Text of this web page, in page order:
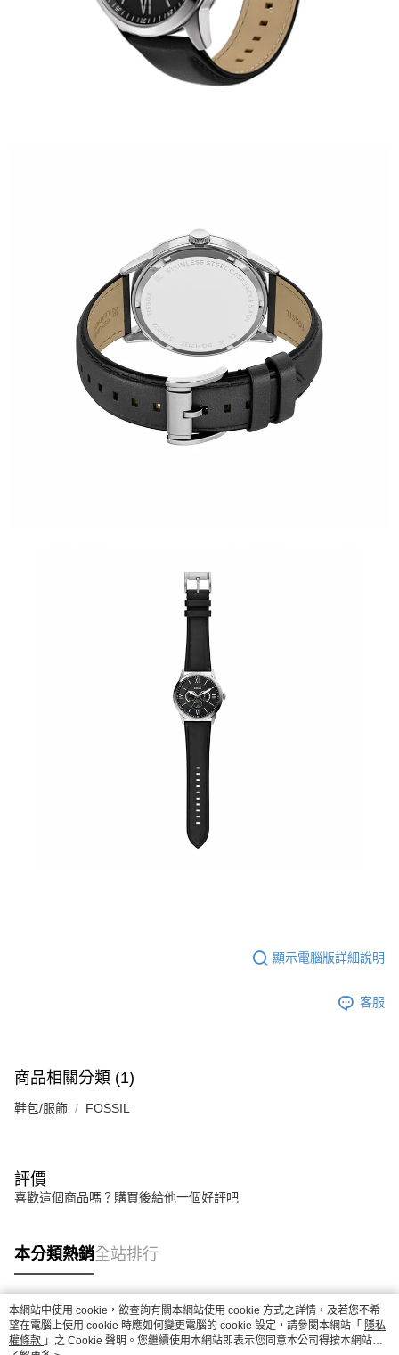
顯示電腦版詳細說明
客服
商品相關分類 (1)
鞋包/服飾 FOSSIL
評價
喜歡這個商品嗎？購買後給他一個好評吧
本分類熱銷全站排行
熱門標籤
本網站中使用 cookie，欲查詢有關本網站使用 cookie 方式之詳情，及若您不希
望在電腦上使用 cookie 時應如何變更電腦的 cookie 設定，請參閱本網站「 隱私
權條款 」之 Cookie 聲明。您繼續使用本網站即表示您同意本公司得按本網站使